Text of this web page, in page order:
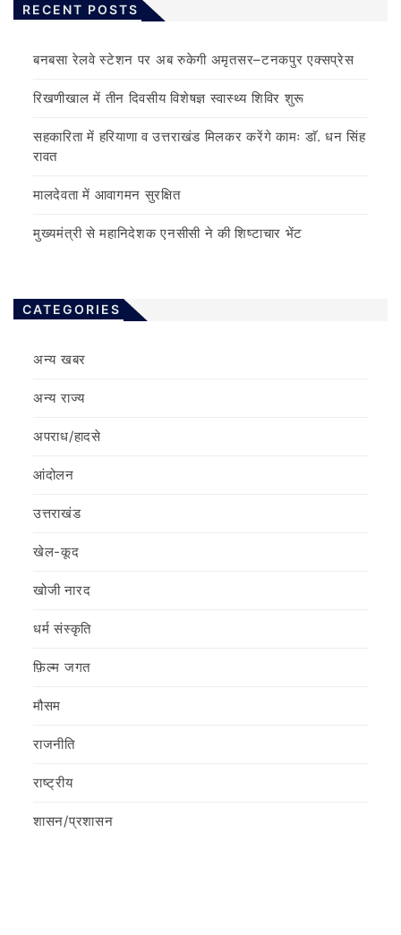
RECENT POSTS
बनबसा रेलवे स्टेशन पर अब रुकेगी अमृतसर–टनकपुर एक्सप्रेस
रिखणीखाल में तीन दिवसीय विशेषज्ञ स्वास्थ्य शिविर शुरू
सहकारिता में हरियाणा व उत्तराखंड मिलकर करेंगे कामः डाॅ. धन सिंह
रावत
मालदेवता में आवागमन सुरक्षित
मुख्यमंत्री से महानिदेशक एनसीसी ने की शिष्टाचार भेंट
CATEGORIES
अन्य खबर
अन्य राज्य
अपराध/हादसे
आंदोलन
उत्तराखंड
खेल-कूद
खोजी नारद
धर्म संस्कृति
फ़िल्‍म जगत
मौसम
राजनीति
राष्ट्रीय
शासन/प्रशासन